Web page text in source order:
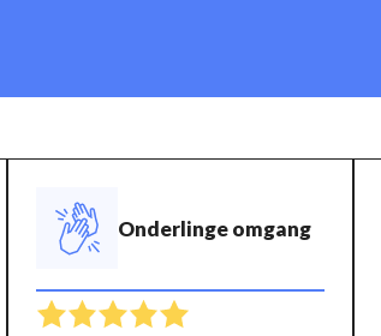
Onderlinge omgang